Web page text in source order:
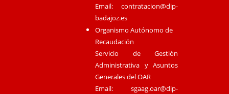
Email:contratacion@dip-
badajoz.es
Organismo Autónomo de
Recaudación
Servicio de Gestión
Administrativa y Asuntos
Generales del OAR
Email:sgaag.oar@dip-